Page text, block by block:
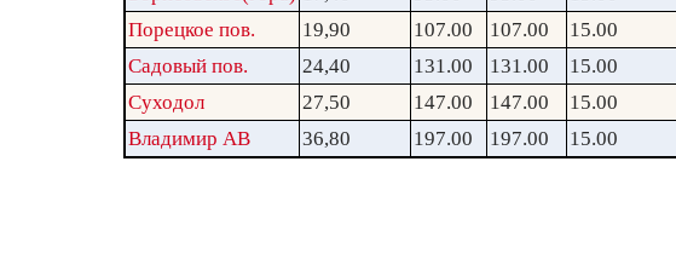
Порецкое пов.
19,90 107.00 107.00 15.00
Садовый пов.
24,40 131.00 131.00 15.00
Суходол
27,50 147.00 147.00 15.00
Владимир АВ
36,80 197.00 197.00 15.00